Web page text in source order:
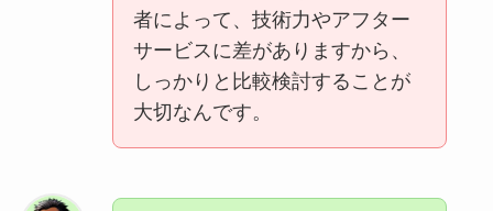
者によって、技術力やアフター
サービスに差がありますから、
しっかりと比較検討することが
大切なんです。